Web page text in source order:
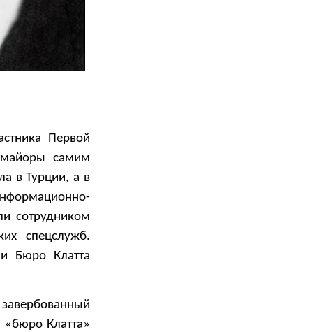
Первой
самим
в Турции, а в
сотрудником
спецслужб.
Бюро Клатта
Клатта»